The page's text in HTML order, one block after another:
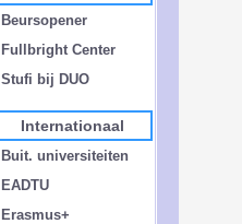
Beursopener
Fullbright Center
Stufi bij DUO
Internationaal
Buit. universiteiten
EADTU
Erasmus+